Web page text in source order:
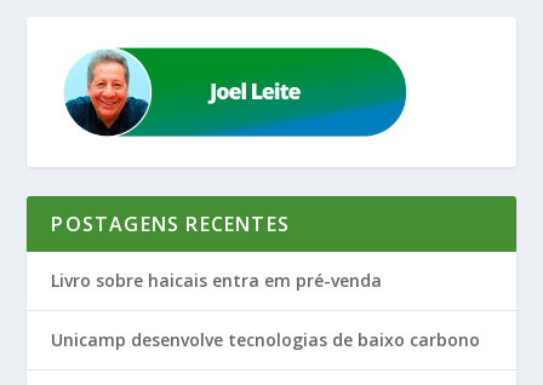
POSTAGENS RECENTES
Livro sobre haicais entra em pré-venda
Unicamp desenvolve tecnologias de baixo carbono